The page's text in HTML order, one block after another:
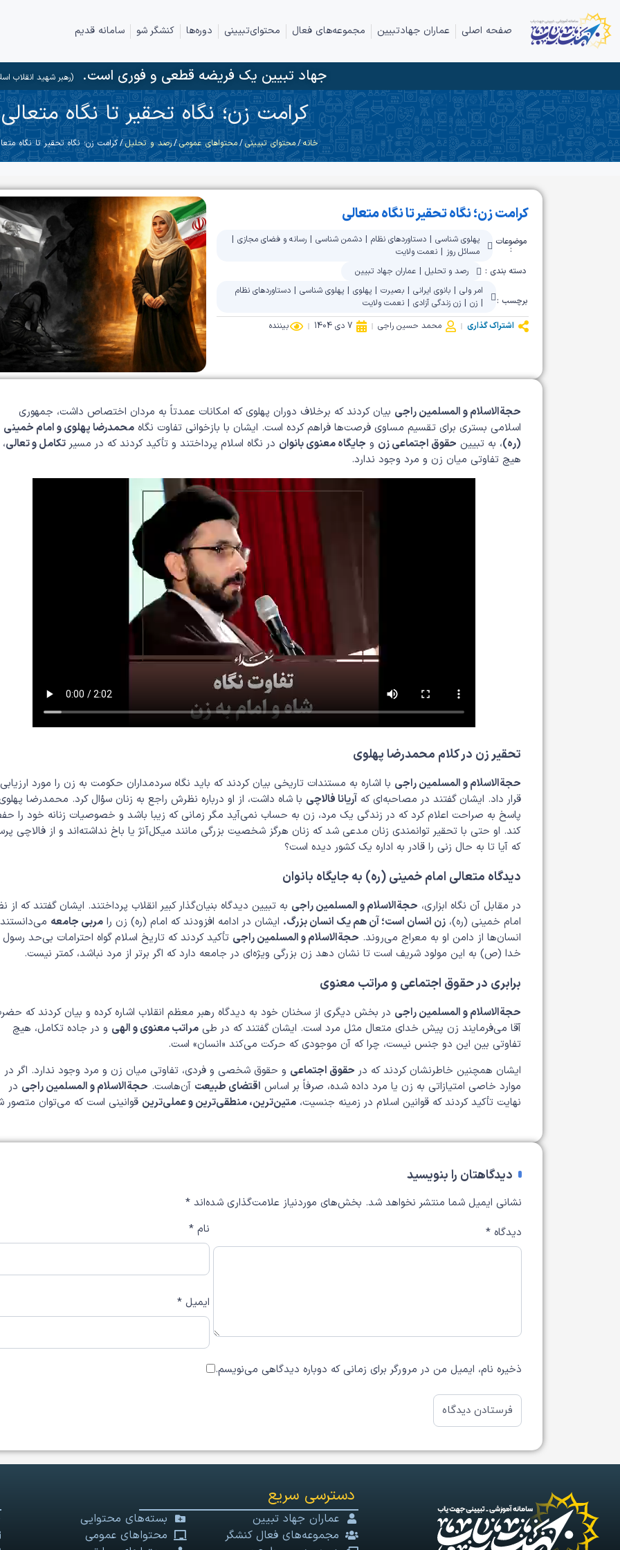
صفحه اصلی عماران جهادتبیین مجموعه‌های فعال محتوای‌تبیینی دوره‌ها کنشگر شو سامانه قدیم
جهاد تبیین یک فریضه قطعی و فوری است.(رهبر شهید انقلاب
کرامت زن؛ نگاه تحقیر تا نگاه متعالی
خانه/محتوای تبیینی/محتواهای عمومی/رصد و تحلیل/ کرامت زن؛ نگاه تحقیر تا نگاه
کرامت زن؛ نگاه تحقیر تا نگاه متعالی
موضوعات
:
پهلوی شناسی| دستاوردهای نظام| دشمن شناسی| رسانه و فضای مجازی|
مسائل روز | نعمت ولایت
دسته بندی :
رصد و تحلیل| عماران جهاد تبیین
برچسب :
امر ولی |بانوی ایرانی |بصیرت |پهلوی |پهلوی شناسی |دستاوردهای نظام
|زن |زن زندگی آزادی |نعمت ولایت
اشتراک گذاری
محمد حسین راجی 7 دی 1404 بیننده
حجة‌الاسلام و المسلمین راجی بیان کردند که برخلاف دوران پهلوی که امکانات عمدتاً به مردان اختصاص داشت، جمهوری
اسلامی بستری برای تقسیم مساوی فرصت‌ها فراهم کرده است. ایشان با بازخوانی تفاوت نگاه محمدرضا پهلوی و امام خمینی
(ره)، به تبیین حقوق اجتماعی زن و جایگاه معنوی بانوان در نگاه اسلام پرداختند و تأکید کردند که در مسیر تکامل و تعالی،
هیچ تفاوتی میان زن و مرد وجود ندارد.
تحقیر زن در کلام محمدرضا پهلوی
حجة‌الاسلام و المسلمین راجی با اشاره به مستندات تاریخی بیان کردند که باید نگاه سردمداران حکومت به زن را مورد ارزیابی
قرار داد. ایشان گفتند در مصاحبه‌ای که آریانا فالاچی با شاه داشت، از او درباره نظرش راجع به زنان سؤال کرد. محمدرضا
پاسخ به صراحت اعلام کرد که در زندگی یک مرد، زن به حساب نمی‌آید مگر زمانی که زیبا باشد و خصوصیات زنانه خود را
کند. او حتی با تحقیر توانمندی زنان مدعی شد که زنان هرگز شخصیت بزرگی مانند میکل‌آنژ یا باخ نداشته‌اند و از فالاچی
که آیا تا به حال زنی را قادر به اداره یک کشور دیده است؟
دیدگاه متعالی امام خمینی (ره) به جایگاه بانوان
در مقابل آن نگاه ابزاری، حجة‌الاسلام و المسلمین راجی به تبیین دیدگاه بنیان‌گذار کبیر انقلاب پرداختند. ایشان گفتند که از
امام خمینی (ره)، زن انسان است؛ آن هم یک انسان بزرگ. ایشان در ادامه افزودند که امام (ره) زن را مربی جامعه
انسان‌ها از دامن او به معراج می‌روند. حجة‌الاسلام و المسلمین راجی تأکید کردند که تاریخ اسلام گواه احترامات بی‌حد رسول
خدا (ص) به این مولود شریف است تا نشان دهد زن بزرگی ویژه‌ای در جامعه دارد که اگر برتر از مرد نباشد، کمتر نیست.
برابری در حقوق اجتماعی و مراتب معنوی
حجة‌الاسلام و المسلمین راجی در بخش دیگری از سخنان خود به دیدگاه رهبر معظم انقلاب اشاره کرده و بیان کردند که
آقا می‌فرمایند زن پیش خدای متعال مثل مرد است. ایشان گفتند که در طی مراتب معنوی و الهی و در جاده تکامل، هیچ
تفاوتی بین این دو جنس نیست، چرا که آن موجودی که حرکت می‌کند «انسان» است.
ایشان همچنین خاطرنشان کردند که در حقوق اجتماعی و حقوق شخصی و فردی، تفاوتی میان زن و مرد وجود ندارد. اگر در
موارد خاصی امتیازاتی به زن یا مرد داده شده، صرفاً بر اساس اقتضای طبیعت آن‌هاست. حجة‌الاسلام و المسلمین راجی در
نهایت تأکید کردند که قوانین اسلام در زمینه جنسیت، متین‌ترین، منطقی‌ترین و عملی‌ترین قوانینی است که می‌توان متصور
دیدگاهتان را بنویسید
نشانی ایمیل شما منتشر نخواهد شد. بخش‌های موردنیاز علامت‌گذاری شده‌اند *
دیدگاه * نام *
ایمیل *
ذخیره نام، ایمیل من در مرورگر برای زمانی که دوباره دیدگاهی می‌نویسم.
دسترسی سریع
عماران جهاد تبیین
مجموعه‌های فعال کنشگر
بسته‌های محتوایی
محتواهای عمومی